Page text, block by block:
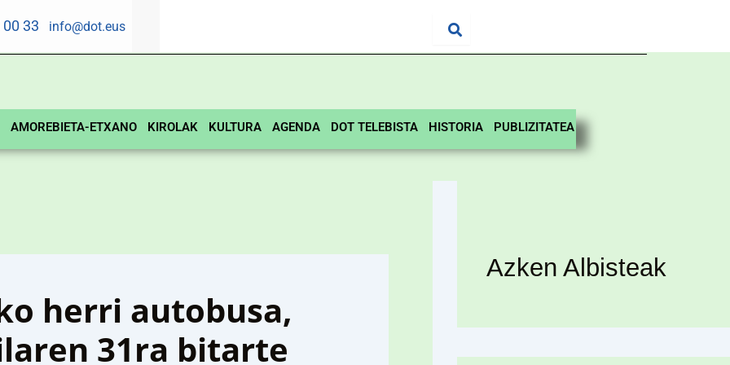
00 33 info@dot.eus
AMOREBIETA-ETXANO KIROLAK KULTURA AGENDA DOT TELEBISTA HISTORIA PUBLIZITATEA
herri autobusa,
31ra bitarte
Azken Albisteak